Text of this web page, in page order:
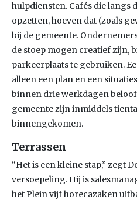
hulpdiensten. Cafés die langs
opzetten, hoeven dat (zoals
bij de gemeente.
de stoep mogen creatief zijn,
parkeerplaats te gebruiken.
alleen een plan en een
binnen drie werkdagen
gemeente zijn inmiddels
binnengekomen.
Terrassen
“Het is een kleine stap,” zegt
versoepeling. Hij is
het Plein vijf horecazaken